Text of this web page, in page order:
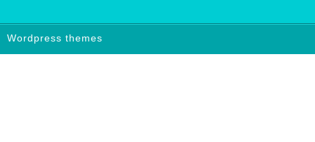
Wordpress themes